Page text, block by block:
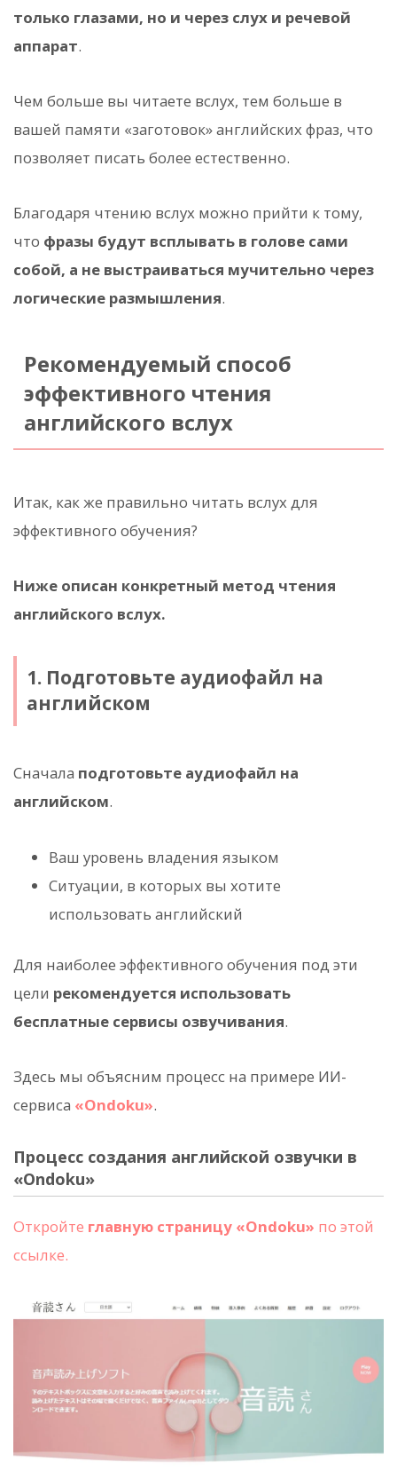
только глазами, но и через слух и речевой
аппарат.
Чем больше вы читаете вслух, тем больше в
вашей памяти «заготовок» английских фраз, что
позволяет писать более естественно.
Благодаря чтению вслух можно прийти к тому,
что фразы будут всплывать в голове сами
собой, а не выстраиваться мучительно через
логические размышления.
Рекомендуемый способ
эффективного чтения
английского вслух
Итак, как же правильно читать вслух для
эффективного обучения?
Ниже описан конкретный метод чтения
английского вслух.
1. Подготовьте аудиофайл на
английском
Сначала подготовьте аудиофайл на
английском.
Ваш уровень владения языком
Ситуации, в которых вы хотите
использовать английский
Для наиболее эффективного обучения под эти
цели рекомендуется использовать
бесплатные сервисы озвучивания.
Здесь мы объясним процесс на примере ИИ-
сервиса «Ondoku».
Процесс создания английской озвучки в
«Ondoku»
Откройте главную страницу «Ondoku» по этой
ссылке.